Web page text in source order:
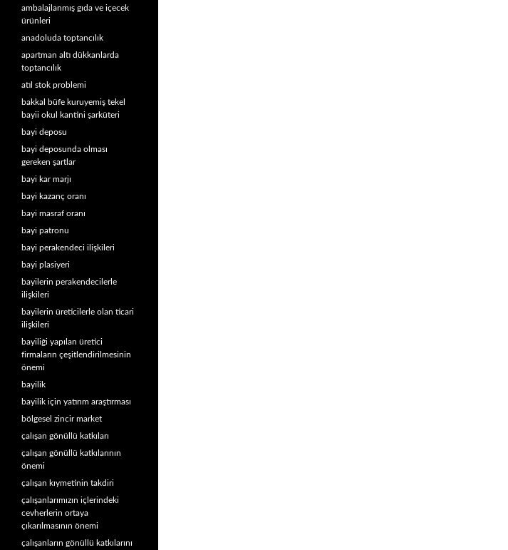
ambalajlanmış gıda ve içecek
ürünleri
anadoluda toptancılık
apartman altı dükkanlarda
toptancılık
atıl stok problemi
bakkal büfe kuruyemiş tekel
bayii okul kantini şarküteri
bayi deposu
bayi deposunda olması
gereken şartlar
bayi kar marjı
bayi kazanç oranı
bayi masraf oranı
bayi patronu
bayi perakendeci ilişkileri
bayi plasiyeri
bayilerin perakendecilerle
ilişkileri
bayilerin üreticilerle olan ticari
ilişkileri
bayiliği yapılan üretici
firmaların çeşitlendirilmesinin
önemi
bayilik
bayilik için yatırım araştırması
bölgesel zincir market
çalışan gönüllü katkıları
çalışan gönüllü katkılarının
önemi
çalışan kıymetinin takdiri
çalışanlarımızın içlerindeki
cevherlerin ortaya
çıkarılmasının önemi
çalışanların gönüllü katkılarını